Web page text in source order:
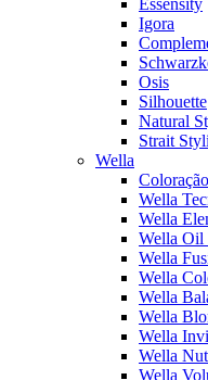
Essensity
Igora
Osis
Silhouette
Natural
Strait
Wella
Wella
Wella
Wella Oil
Wella
Wella
Wella
Wella
Wella
Wella
Wella